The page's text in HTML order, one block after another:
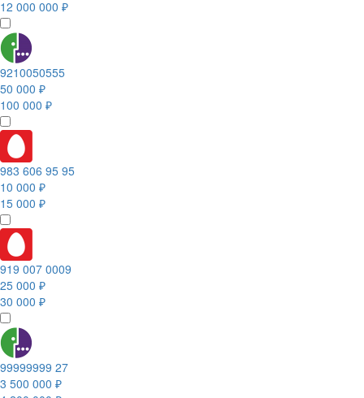
12 000 000 ₽
9210050555
50 000 ₽
100 000 ₽
983 606 95 95
10 000 ₽
15 000 ₽
919 007 0009
25 000 ₽
30 000 ₽
99999999 27
3 500 000 ₽